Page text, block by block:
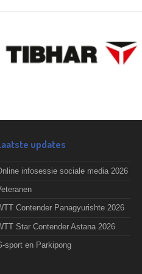
updates
infosessie sociale media 2026
Contender Panagyurishte 2026
Star Contender Astana 2026
sport en Parkipong